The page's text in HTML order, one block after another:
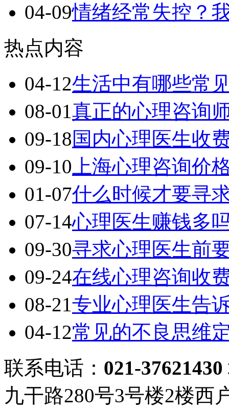
04-09情绪经常失控？
热点内容
04-12生活中有哪些常
08-01真正的心理咨询
09-18国内心理医生收
09-10 上海心理咨询价
01-07什么时候才要寻
07-14心理医生赚钱多
09-30寻求心理医生前
09-24在线心理咨询收
08-21专业心理医生告
04-12常见的不良思维
联系电话： 021-37621430
九干路280号3号楼2楼西